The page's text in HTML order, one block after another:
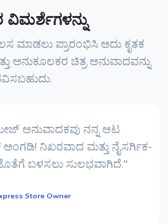
ವಿಮರ್ಶೆಗಳನ್ನು
ಮಾಡಲು ಪ್ರಾರಂಭಿಸಿ ಅದು ಕೃತಕ
ಅನುಕೂಲಕರ ಚಿತ್ರ ಅನುವಾದವನ್ನು
ಅನುವಾದಕವು ನನ್ನ ಆಟ
ನಿಖರವಾದ ಮತ್ತು ನೈಸರ್ಗಿಕ-
ಬಳಸಲು ಸುಲಭವಾಗಿದೆ."
Store Owner